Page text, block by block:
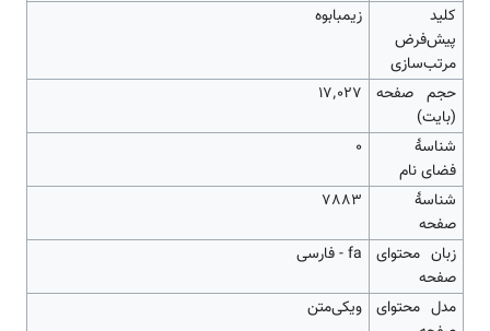
کلید
پیش‌فرض
مرتب‌سازی
زيمبابوه
حجم صفحه
(بایت)
۱۷٬۰۲۷
شناسهٔ
فضای نام
0
شناسهٔ
صفحه
7883
زبان محتوای
صفحه
fa - فارسی
مدل محتوای ویکی‌متن